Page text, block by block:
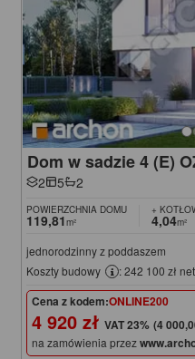
Dom w sadzie 4 (E)
2 5 2
POWIERZCHNIA DOMU
119,81m²
+
4,04m²
jednorodzinny z poddaszem
Koszty budowy
: 242 100 zł
Cena z kodem:ONLINE200
4 920 zł (4
na zamówienia przez